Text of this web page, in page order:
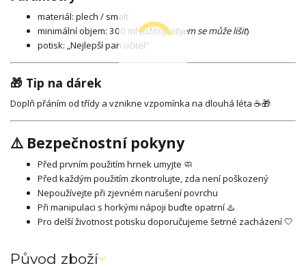
materiál: plech / smalt
minimální objem: 300 ml (užitný objem se může lišit)
potisk: „Nejlepší pan učitel“
🎁 Tip na dárek
Doplň přáním od třídy a vznikne vzpomínka na dlouhá léta ☕🎁
⚠️ Bezpečnostní pokyny
Před prvním použitím hrnek umyjte 🧼
Před každým použitím zkontrolujte, zda není poškozený
Nepoužívejte při zjevném narušení povrchu
Při manipulaci s horkými nápoji buďte opatrní ♨️
Pro delší životnost potisku doporučujeme šetrné zacházení 🤍
Původ zboží